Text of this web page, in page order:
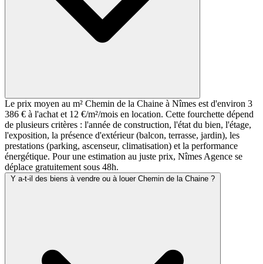
Le prix moyen au m² Chemin de la Chaine à Nîmes est d'environ 3
386 € à l'achat et 12 €/m²/mois en location. Cette fourchette dépend
de plusieurs critères : l'année de construction, l'état du bien, l'étage,
l'exposition, la présence d'extérieur (balcon, terrasse, jardin), les
prestations (parking, ascenseur, climatisation) et la performance
énergétique. Pour une estimation au juste prix, Nîmes Agence se
déplace gratuitement sous 48h.
Y a-t-il des biens à vendre ou à louer Chemin de la Chaine ?